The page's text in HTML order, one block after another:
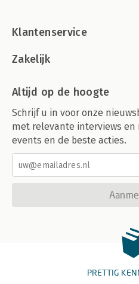
Klantenservice
Zakelijk
Altijd op de hoogte
Schrijf u in voor onze
met relevante interviews en
events en de beste acties.
PRETTIG